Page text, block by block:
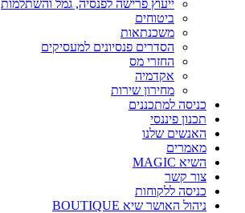
ייעוץ פרישה לפנסיה, גמל והשתלמות
ביטוחים
משכנתאות
הסדרים פנסיונים למעסיקים
החזרי מס
אקדמיה
מחירון שירות
כניסה למתכננים
תכנון פיננסי
האנשים שלנו
מאמרים
השיא MAGIC
צור קשר
כניסה ללקוחות
ניהול האושר שיא BOUTIQUE